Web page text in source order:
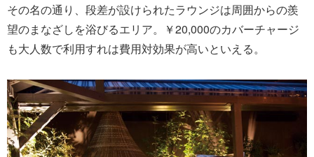
その名の通り、段差が設けられたラウンジは周囲からの羨
望のまなざしを浴びるエリア。￥20,000のカバーチャージ
も大人数で利用すれは費用対効果が高いといえる。